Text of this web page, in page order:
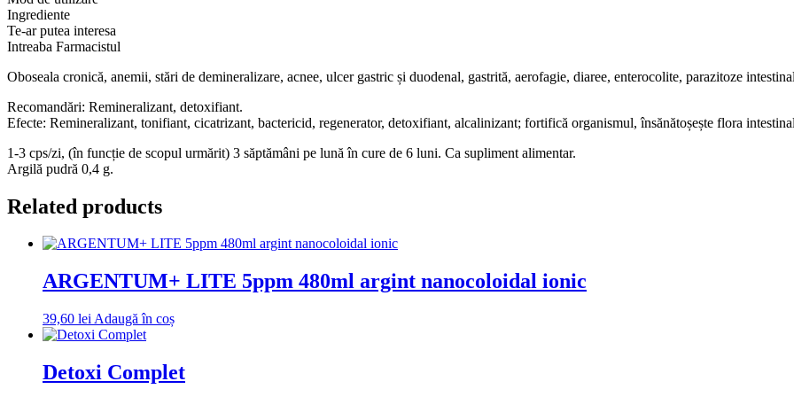
Favisan
Ingrediente
Te-ar putea interesa
Intreaba Farmacistul
Oboseala cronică, anemii, stări de demineralizare, acnee, ulcer gastric și duodenal, gastrită, aerofagie, diaree, enterocolite, parazitoze
Recomandări: Remineralizant, detoxifiant.
Efecte: Remineralizant, tonifiant, cicatrizant, bactericid, regenerator, detoxifiant, alcalinizant; fortifică organismul, însănătoșește flora
1-3 cps/zi, (în funcție de scopul urmărit) 3 săptămâni pe lună în cure de 6 luni. Ca supliment alimentar.
Argilă pudră 0,4 g.
Related products
ARGENTUM+ LITE 5ppm 480ml argint nanocoloidal ionic
39,60 lei Adaugă în coș
Detoxi Complet